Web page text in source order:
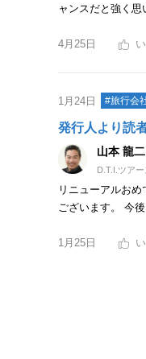
ャンスだと強く
4月25日
1月24日 #旅行会
発行人より読
山本 龍二
D.T.I.ツアー
リニューアルお
ございます。 今
1月25日